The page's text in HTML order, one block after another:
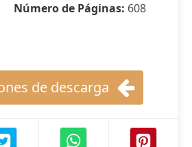
Número de Páginas: 608
de descarga